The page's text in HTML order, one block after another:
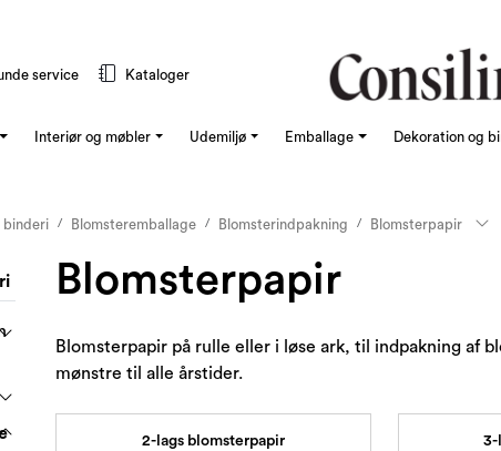
service Kataloger
Interiør og møbler Udemiljø Emballage Dekoration og
binderi Blomsteremballage Blomsterindpakning Blomsterpapir
Blomsterpapir
Blomsterpapir på rulle eller i løse ark, til indpakning af
mønstre til alle årstider.
2-lags blomsterpapir 3-